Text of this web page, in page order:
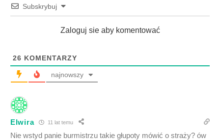
Subskrybuj
Zaloguj sie aby komentować
26 KOMENTARZY
najnowszy
Elwira 11 lat temu
Nie wstyd panie burmistrzu takie głupoty mówić o straży? ów